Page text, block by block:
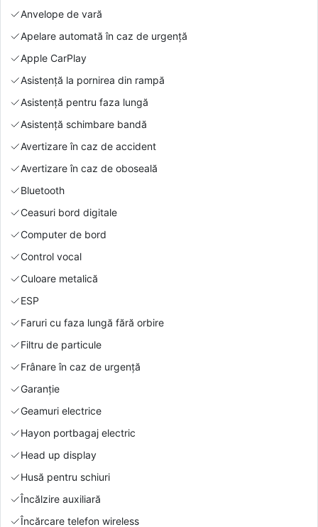
Anvelope de vară
Apelare automată în caz de urgență
Apple CarPlay
Asistență la pornirea din rampă
Asistență pentru faza lungă
Asistență schimbare bandă
Avertizare în caz de accident
Avertizare în caz de oboseală
Bluetooth
Ceasuri bord digitale
Computer de bord
Control vocal
Culoare metalică
ESP
Faruri cu faza lungă fără orbire
Filtru de particule
Frânare în caz de urgență
Garanție
Geamuri electrice
Hayon portbagaj electric
Head up display
Husă pentru schiuri
Încălzire auxiliară
Încărcare telefon wireless